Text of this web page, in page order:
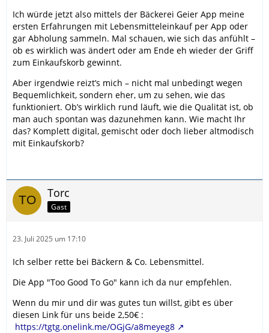
Ich würde jetzt also mittels der Bäckerei Geier App meine
ersten Erfahrungen mit Lebensmitteleinkauf per App oder
gar Abholung sammeln. Mal schauen, wie sich das anfühlt –
ob es wirklich was ändert oder am Ende eh wieder der Griff
zum Einkaufskorb gewinnt.
Aber irgendwie reizt’s mich – nicht mal unbedingt wegen
Bequemlichkeit, sondern eher, um zu sehen, wie das
funktioniert. Ob’s wirklich rund läuft, wie die Qualität ist, ob
man auch spontan was dazunehmen kann. Wie macht Ihr
das? Komplett digital, gemischt oder doch lieber altmodisch
mit Einkaufskorb?
Torc
Gast
23. Juli 2025 um 17:10
Ich selber rette bei Bäckern & Co. Lebensmittel.
Die App "Too Good To Go" kann ich da nur empfehlen.
Wenn du mir und dir was gutes tun willst, gibt es über
diesen Link für uns beide 2,50€ :
https://tgtg.onelink.me/OGjG/a8meyeg8